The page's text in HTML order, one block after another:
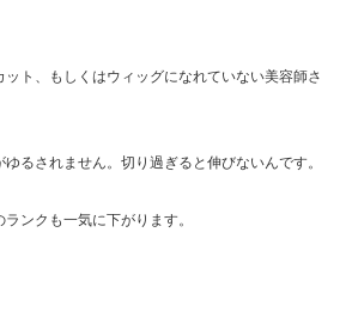
ト、もしくはウィッグになれていない美容師さ
るされません。切り過ぎると伸びないんです。
ンクも一気に下がります。